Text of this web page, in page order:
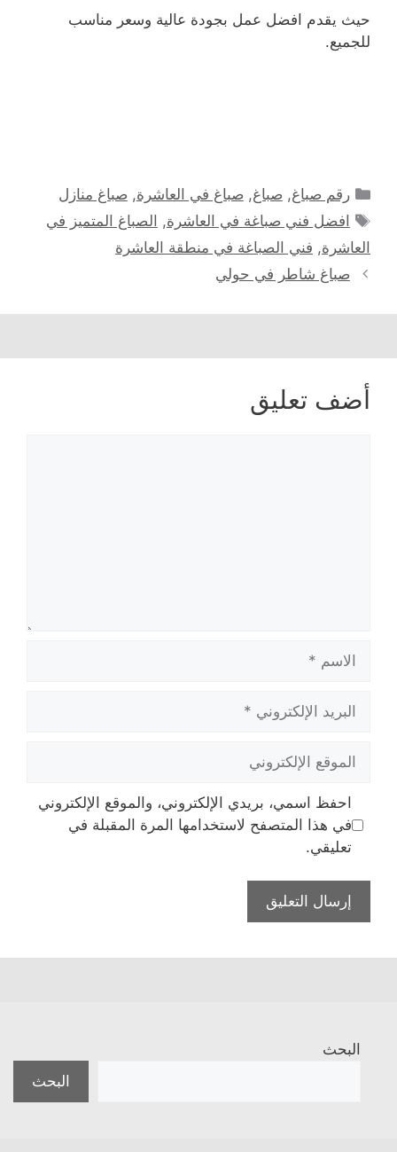
حيث يقدم افضل عمل بجودة عالية وسعر مناسب
للجميع.
التصنيفات
رقم صباغ, صباغ, صباغ في العاشرة, صباغ منازل
الوسوم
افضل فني صباغة في العاشرة, الصباغ المتميز في
العاشرة, فني الصباغة في منطقة العاشرة
صباغ شاطر في حولي
أضف تعليق
الإلكتروني
الإلكتروني
احفظ اسمي، بريدي الإلكتروني، والموقع الإلكتروني
في هذا المتصفح لاستخدامها المرة المقبلة في
تعليقي.
البحث
البحث